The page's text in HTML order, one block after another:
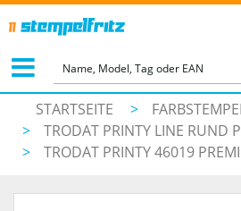
STARTSEITE >
>
TRODAT PRINTY LINE RUND
>
TRODAT PRINTY 46019